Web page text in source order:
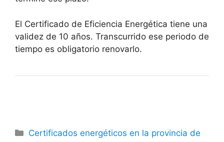
El Certificado de Eficiencia Energética tiene una
validez de 10 años. Transcurrido ese periodo de
tiempo es obligatorio renovarlo.
Categorías
Certificados energéticos en la provincia de